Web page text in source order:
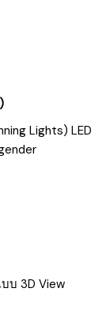
Lights) LED
บ 3D View